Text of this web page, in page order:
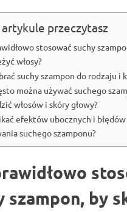
przeczytasz
stosować suchy
włosy?
suchy szampon do rodzaju i
można używać suchego
włosów i skóry głowy?
efektów ubocznych i
suchego szamponu?
szampon, by